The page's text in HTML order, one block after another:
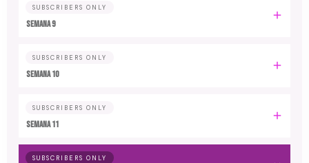
SUBSCRIBERS ONLY
Semana 9
SUBSCRIBERS ONLY
Semana 10
SUBSCRIBERS ONLY
Semana 11
SUBSCRIBERS ONLY